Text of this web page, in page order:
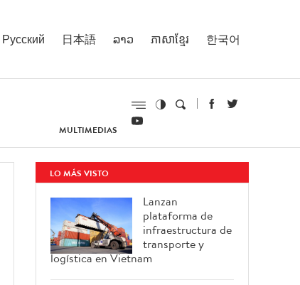
Русский 日本語 ລາວ ភាសាខ្មែរ 한국어
MULTIMEDIAS
LO MÁS VISTO
Lanzan
plataforma de
infraestructura de
transporte y
logística en Vietnam